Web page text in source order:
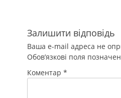
Залишити відповідь
Ваша e-mail адреса не
Обов’язкові поля
Коментар *